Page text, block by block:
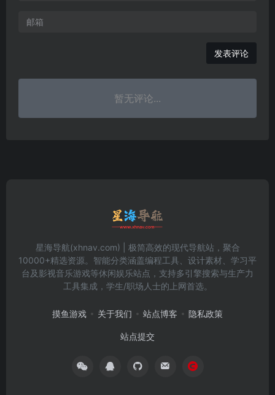
发表评论
暂无评论...
星海导航(xhnav.com) | 极简高效的现代导航站，聚合
10000+精选资源。智能分类涵盖编程工具、设计素材、学习平
台及影视音乐游戏等休闲娱乐站点，支持多引擎搜索与生产力
工具集成，学生/职场人士的上网首选。
摸鱼游戏 关于我们 站点博客 隐私政策
站点提交